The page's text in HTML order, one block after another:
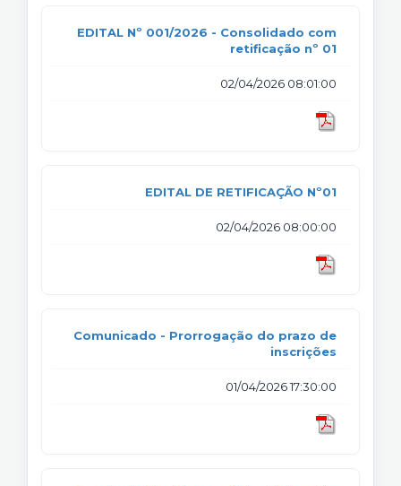
EDITAL Nº 001/2026 - Consolidado com
retificação nº 01
02/04/2026 08:01:00
EDITAL DE RETIFICAÇÃO Nº01
02/04/2026 08:00:00
Comunicado - Prorrogação do prazo de
inscrições
01/04/2026 17:30:00